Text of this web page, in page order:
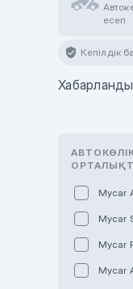
есеп
Кепілдік
Mycar
Mycar
Mycar
Mycar